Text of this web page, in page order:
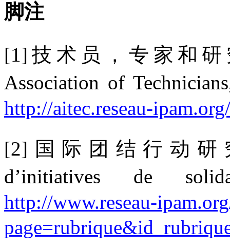
脚注
[1] 技术员，专家和
Association of
http://aitec.reseau-
[2] 国际团结行动
d’initiatives de
http://www.reseau-